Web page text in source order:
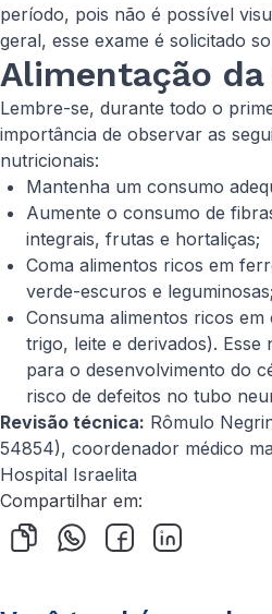
período, pois não é possível
geral, esse exame é solicitado
Alimentação
Lembre-se, durante todo o
importância de observar as
nutricionais:
Mantenha um consumo
Aumente o consumo de
integrais, frutas e hortaliças;
Coma alimentos ricos em
verde-escuros e leguminosas;
Consuma alimentos ricos
trigo, leite e derivados).
para o desenvolvimento do
risco de defeitos no tubo
Revisão técnica: Rômulo
54854), coordenador médico
Hospital Israelita
Compartilhar em: